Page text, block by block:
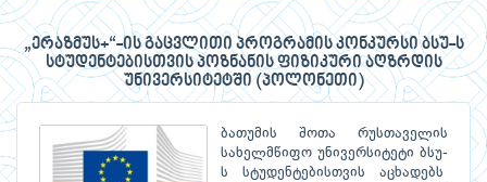
„ერაზმუს+“-ის გაცვლითი პროგრამის კონკურსი ბსუ-ს
სტუდენტებისთვის პოზნანის ფიზიკური აღზრდის
უნივერსიტეტში (პოლონეთი)
ბათუმის შოთა რუსთაველის
სახელმწიფო უნივერსიტეტი ბსუ-
ს სტუდენტებისთვის აცხადებს